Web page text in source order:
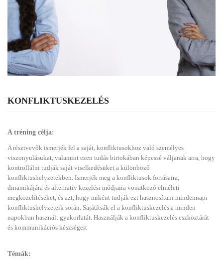
KONFLIKTUSKEZELÉS
A tréning célja:
A résztvevők ismerjék fel a saját, konfliktusokhoz való személyes
viszonyulásukat, valamint ezen tudás birtokában képessé váljanak arra, hogy
kontrollálni tudják saját viselkedésüket a különböző
konfliktushelyzetekben. Ismerjék meg a konfliktusok forrásaira,
dinamikájára és alternatív kezelési módjaira vonatkozó elméleti
megközelítéseket, és azt, hogy miként tudják ezt hasznosítani mindennapi
konfliktushelyzeteik során. Sajátítsák el a konfliktuskezelés a minden
napokban használt gyakorlatát. Használják a konfliktuskezelés eszköztárát
és kommunikációs készségeit
Témák: